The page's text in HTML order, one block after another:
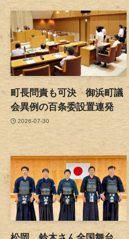
町長問責も可決 御浜町議
会異例の百条委設置連発
2026-07-30